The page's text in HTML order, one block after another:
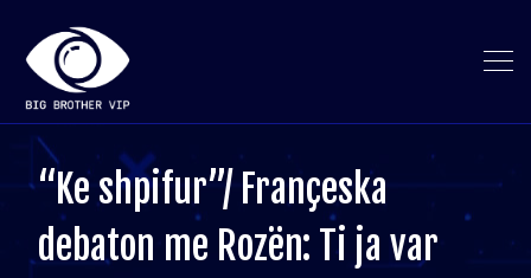
“Ke shpifur”/ Françeska
debaton me Rozën: Ti ja var